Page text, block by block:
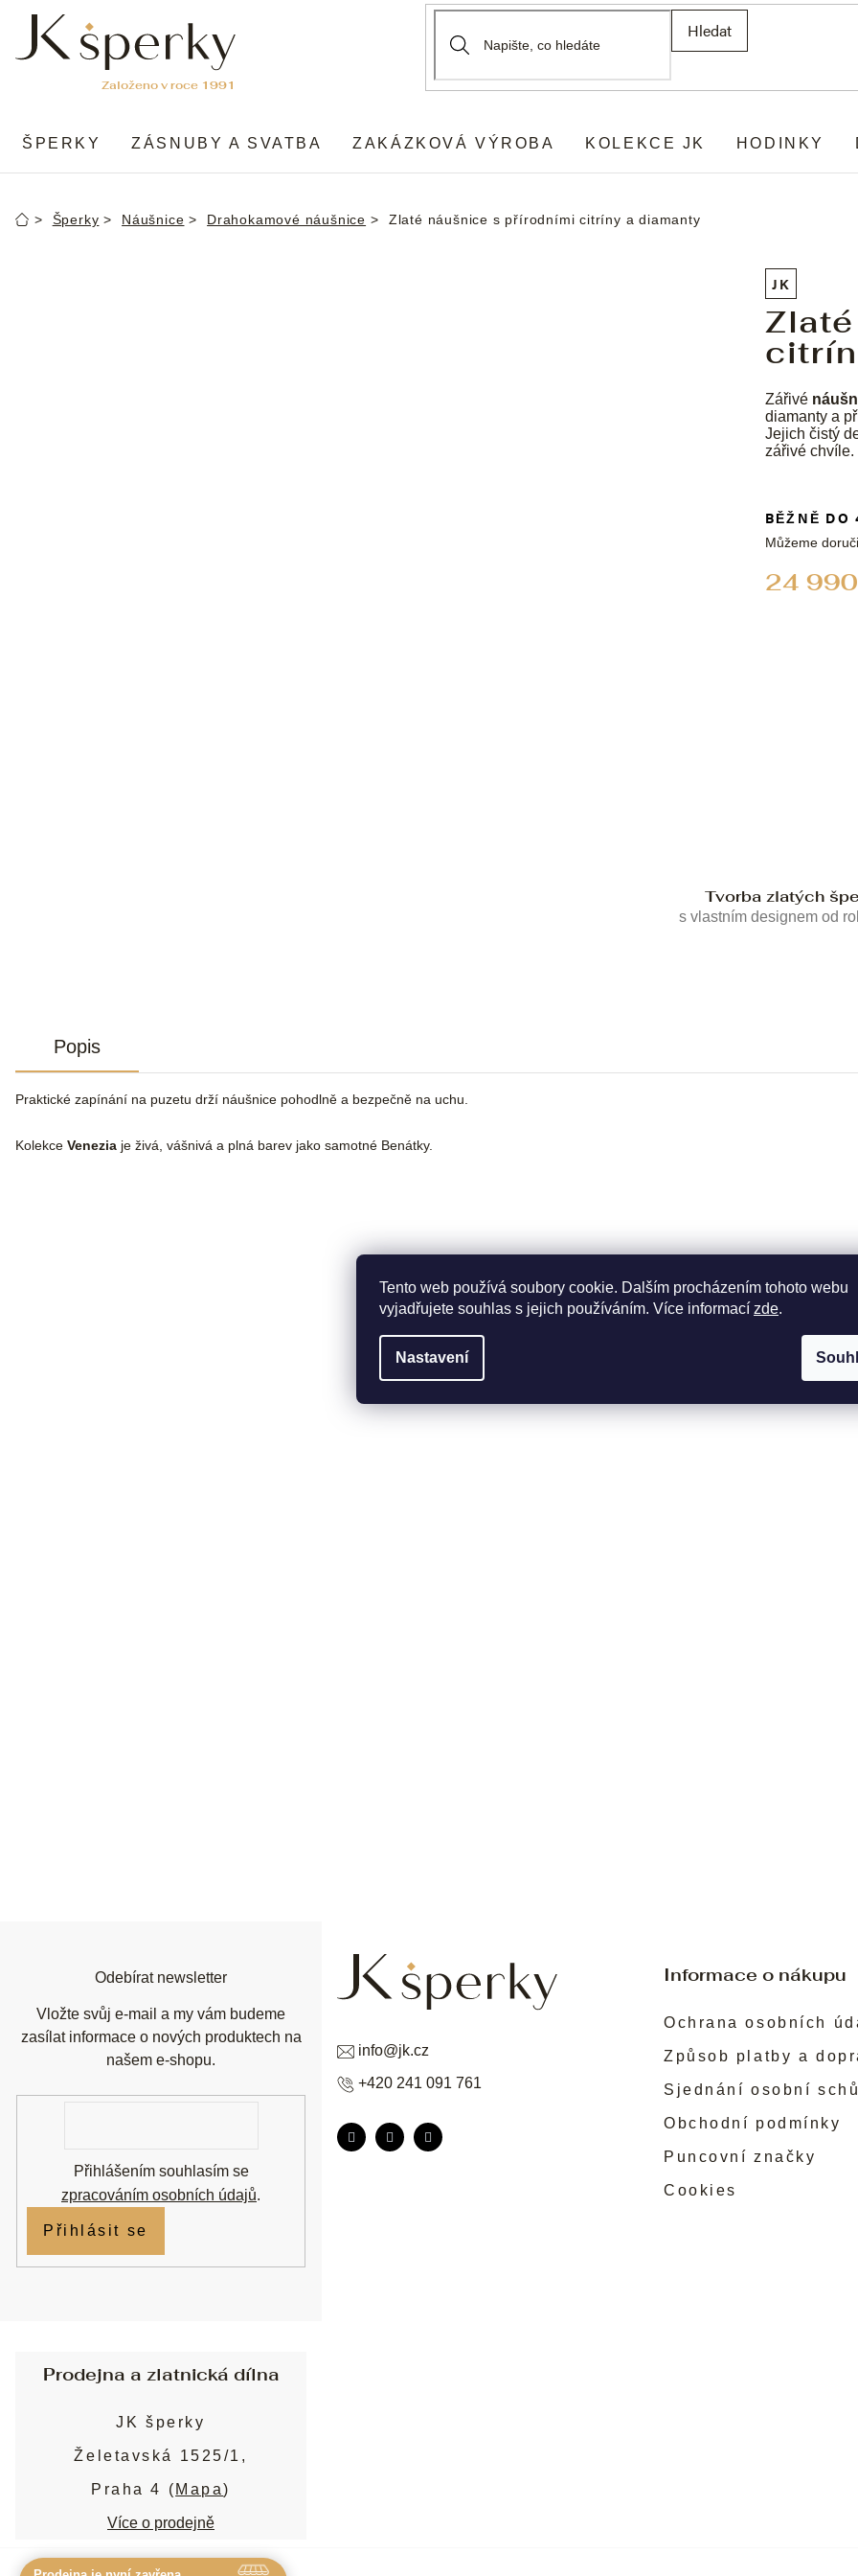
Tento web používá soubory cookie. Dalším procházením tohoto webu
vyjadřujete souhlas s jejich používáním. Více informací zde.
Nastavení
obsah
Hledat
ŠPERKY ZÁSNUBY A SVATBA ZAKÁZKOVÁ VÝROBA KOLEKCE JK HODINKY
DomůŠperky Náušnice Drahokamové náušnice Zlaté náušnice s přírodními citríny a diamanty
JK
Zářivé
diamanty a
Jejich čistý
zářivé chvíle.
24
BĚŽNĚ DO
Můžeme
Tvorba zlatých
s vlastním designem od
Popis
Praktické zapínání na puzetu drží náušnice pohodlně a bezpečně na uchu.
Kolekce Venezia je živá, vášnivá a plná barev jako samotné Benátky.
Informace o nákupu
Ochrana osobních
Způsob platby a
Sjednání osobní
Obchodní podmínky
Puncovní značky
Cookies
info@jk.cz
+420 241 091 761
Odebírat newsletter
Vložte svůj e-mail a my vám budeme
zasílat informace o nových produktech na
našem e-shopu.
Přihlášením souhlasím se
zpracováním osobních údajů.
Přihlásit se
Prodejna a zlatnická dílna
JK šperky
Želetavská 1525/1,
Praha 4 ( Mapa)
Více o prodejně